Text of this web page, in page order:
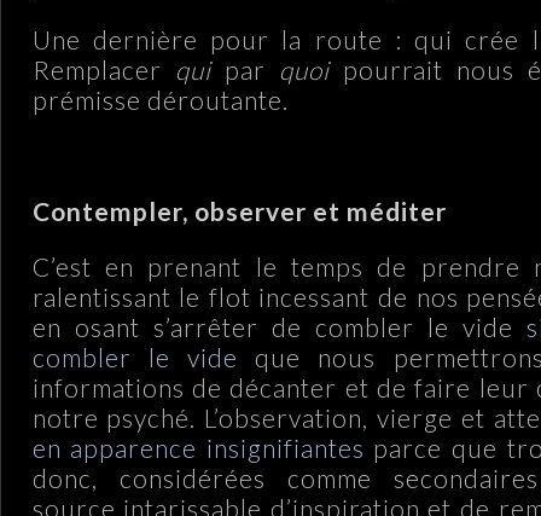
Une dernière pour la route : qui crée
Remplacer quipar quoipourrait nous
prémisse déroutante.
Contempler, observer et méditer
C’est en prenant le temps de prendre
ralentissant le flot incessant de nos
en osant s’arrêter de combler le vide
combler le vide que nous
informations de décanter et de faire leur
notre psyché. L’observation, vierge et
en apparence insignifiantes parce que
donc, considérées comme
source intarissable d’inspiration et de